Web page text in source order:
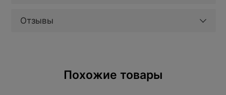
Отзывы
Похожие товары